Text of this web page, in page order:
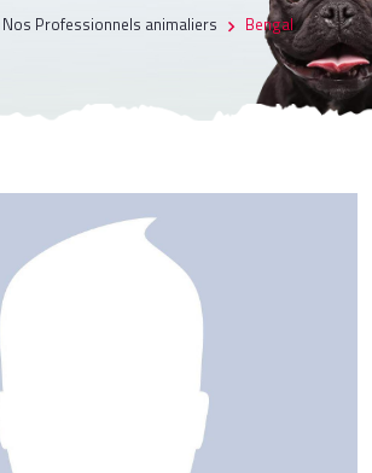
Nos Professionnels animaliers Bengal